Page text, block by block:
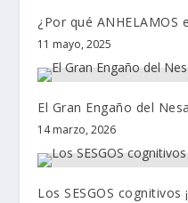
¿Por qué ANHELAMOS
11 mayo, 2025
El Gran Engaño del
14 marzo, 2026
Los SESGOS cognitivos